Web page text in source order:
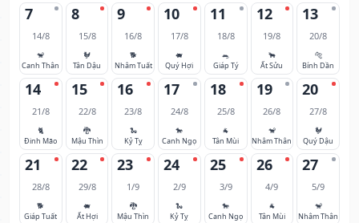
7
14/8
🐒
Canh Thân
8
15/8
🐓
Tân Dậu
9
16/8
🐕
Nhâm Tuất
10
17/8
🐖
Quý Hợi
11
18/8
🐀
Giáp Tý
12
19/8
🐂
Ất Sửu
13
20/8
🐅
Bính Dần
14
21/8
🐈
Đinh Mão
15
22/8
🐉
Mậu Thìn
16
23/8
🐍
Kỷ Tỵ
17
24/8
🐎
Canh Ngọ
18
25/8
🐐
Tân Mùi
19
26/8
🐒
Nhâm Thân
20
27/8
🐓
Quý Dậu
21
28/8
🐕
Giáp Tuất
22
29/8
🐖
Ất Hợi
23
1/9
🐉
Mậu Thìn
24
2/9
🐍
Kỷ Tỵ
25
3/9
🐎
Canh Ngọ
26
4/9
🐐
Tân Mùi
27
5/9
🐒
Nhâm Thân